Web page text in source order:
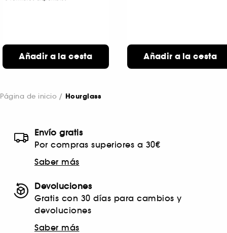
Añadir a la cesta Añadir a la cesta
Página de inicio Hourglass
Envío gratis
Por compras superiores a 30€
Saber más
Devoluciones
Gratis con 30 días para cambios y
devoluciones
Saber más